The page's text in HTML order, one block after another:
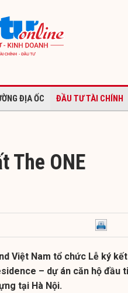
ĐỊA ỐC ĐẦU TƯ TÀI CHÍNH
The ONE
Việt Nam tổ chức Lễ ký kết
– dự án căn hộ đầu
tại Hà Nội.